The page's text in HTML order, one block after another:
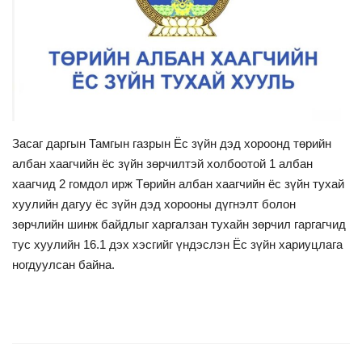
Үйлчилгээ
Засаг даргын Тамгын газрын Ёс зүйн дэд хороонд төрийн
албан хаагчийн ёс зүйн зөрчилтэй холбоотой 1 албан
хаагчид 2 гомдол ирж Төрийн албан хаагчийн ёс зүйн тухай
хуулийн дагуу ёс зүйн дэд хорооны дүгнэлт болон
зөрчлийн шинж байдлыг харгалзан тухайн зөрчил гаргагчид
тус хуулийн 16.1 дэх хэсгийг үндэслэн Ёс зүйн хариуцлага
ногдуулсан байна.